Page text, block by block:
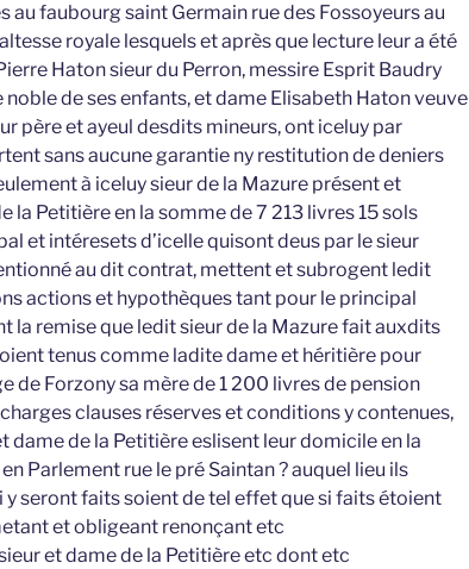
faubourg saint Germain rue des Fossoyeurs au
royale lesquels et après que lecture leur a été
Haton sieur du Perron, messire Esprit Baudry
de ses enfants, et dame Elisabeth Haton veuve
père et ayeul desdits mineurs, ont iceluy par
sans aucune garantie ny restitution de deniers
à iceluy sieur de la Mazure présent et
Petitière en la somme de 7 213 livres 15 sols
et intéresets d’icelle quisont deus par le sieur
au dit contrat, mettent et subrogent ledit
actions et hypothèques tant pour le principal
la remise que ledit sieur de la Mazure fait auxdits
tenus comme ladite dame et héritière pour
Forzony sa mère de 1 200 livres de pension
clauses réserves et conditions y contenues,
dame de la Petitière eslisent leur domicile en la
Parlement rue le pré Saintan ? auquel lieu ils
seront faits soient de tel effet que si faits étoient
et obligeant renonçant etc
et dame de la Petitière etc dont etc